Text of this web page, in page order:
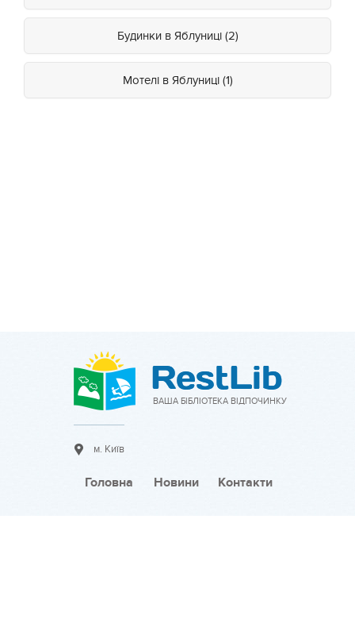
Будинки в Яблуниці (2)
Мотелі в Яблуниці (1)
ВАША БІБЛІОТЕКА ВІДПОЧИНКУ
м. Київ
Головна Новини Контакти